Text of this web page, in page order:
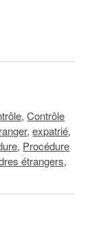
,Contrôle
,expatrié,
, Procédure
étrangers,